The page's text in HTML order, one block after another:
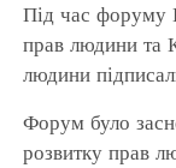
Під час форуму
прав людини та
людини
Форум було
розвитку прав